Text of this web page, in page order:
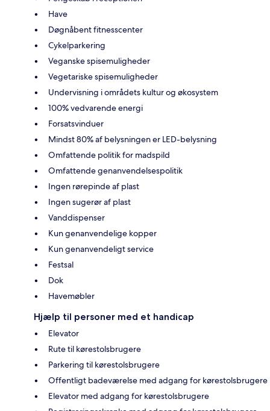
Have
Døgnåbent fitnesscenter
Cykelparkering
Veganske spisemuligheder
Vegetariske spisemuligheder
Undervisning i områdets kultur og økosystem
100% vedvarende energi
Forsatsvinduer
Mindst 80% af belysningen er LED-belysning
Omfattende politik for madspild
Omfattende genanvendelsespolitik
Ingen rørepinde af plast
Ingen sugerør af plast
Vanddispenser
Kun genanvendelige kopper
Kun genanvendeligt service
Festsal
Dok
Havemøbler
Hjælp til personer med et handicap
Elevator
Rute til kørestolsbrugere
Parkering til kørestolsbrugere
Offentligt badeværelse med adgang for kørestolsbrugere
Elevator med adgang for kørestolsbrugere